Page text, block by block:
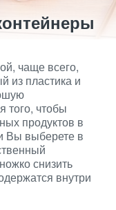
чаще всего,
из пластика и
того, чтобы
продуктов в
Вы выберете в
снизить
внутри